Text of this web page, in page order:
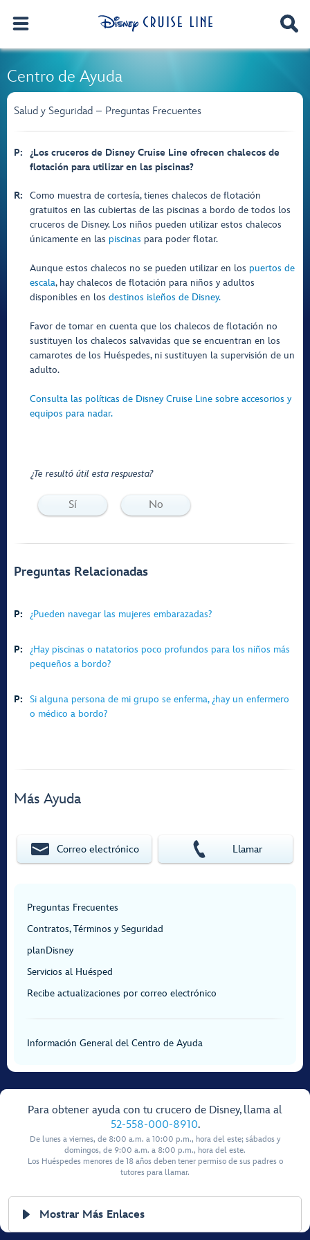
Centro de Ayuda
Salud y Seguridad – Preguntas Frecuentes
P:
¿Los cruceros de Disney Cruise Line ofrecen chalecos de
flotación para utilizar en las piscinas?
R:
Como muestra de cortesía, tienes chalecos de flotación
gratuitos en las cubiertas de las piscinas a bordo de todos los
cruceros de Disney. Los niños pueden utilizar estos chalecos
únicamente en las piscinas para poder flotar.
Aunque estos chalecos no se pueden utilizar en los puertos de
escala, hay chalecos de flotación para niños y adultos
disponibles en los destinos isleños de Disney.
Favor de tomar en cuenta que los chalecos de flotación no
sustituyen los chalecos salvavidas que se encuentran en los
camarotes de los Huéspedes, ni sustituyen la supervisión de un
adulto.
Consulta las políticas de Disney Cruise Line sobre accesorios y
equipos para nadar.
¿Te resultó útil esta respuesta?
Sí No
Preguntas Relacionadas
P: ¿Pueden navegar las mujeres embarazadas?
P:
¿Hay piscinas o natatorios poco profundos para los niños más
pequeños a bordo?
P:
Si alguna persona de mi grupo se enferma, ¿hay un enfermero
o médico a bordo?
Más Ayuda
Correo electrónico Llamar
Preguntas Frecuentes
Contratos, Términos y Seguridad
planDisney
Servicios al Huésped
Recibe actualizaciones por correo electrónico
Información General del Centro de Ayuda
Para obtener ayuda con tu crucero de Disney, llama al
52-558-000-8910.
De lunes a viernes, de 8:00 a.m. a 10:00 p.m., hora del este; sábados y
domingos, de 9:00 a.m. a 8:00 p.m., hora del este.
Los Huéspedes menores de 18 años deben tener permiso de sus padres o
tutores para llamar.
Mostrar Más Enlaces